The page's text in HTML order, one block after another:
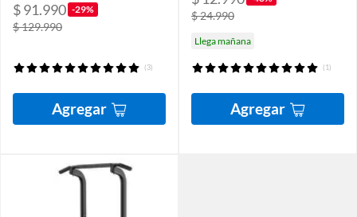
$ 91.990 -29%
$ 129.990
(3)
Agregar
$ 24.990
Llega mañana
(1)
Agregar